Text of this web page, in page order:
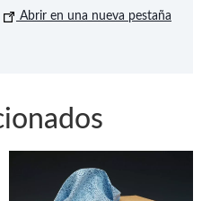
Abrir en una nueva pestaña